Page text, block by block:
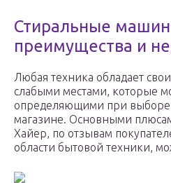
Стиральные
преимущества и
Любая техника обладает
слабыми местами, которые
определяющими при выборе
магазине. Основными
Хайер, по отзывам
области бытовой техники,